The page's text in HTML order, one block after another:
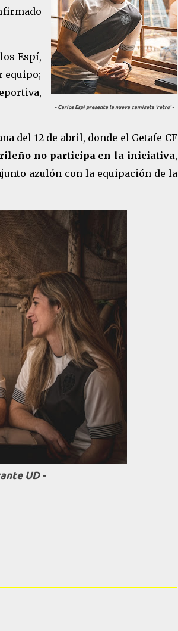
- Carlos Espí presenta la nueva camiseta 'retro' -
Espí,
equipo;
del 12 de abril, donde el Getafe CF
no participa en la iniciativa,
azulón con la equipación de la
UD -